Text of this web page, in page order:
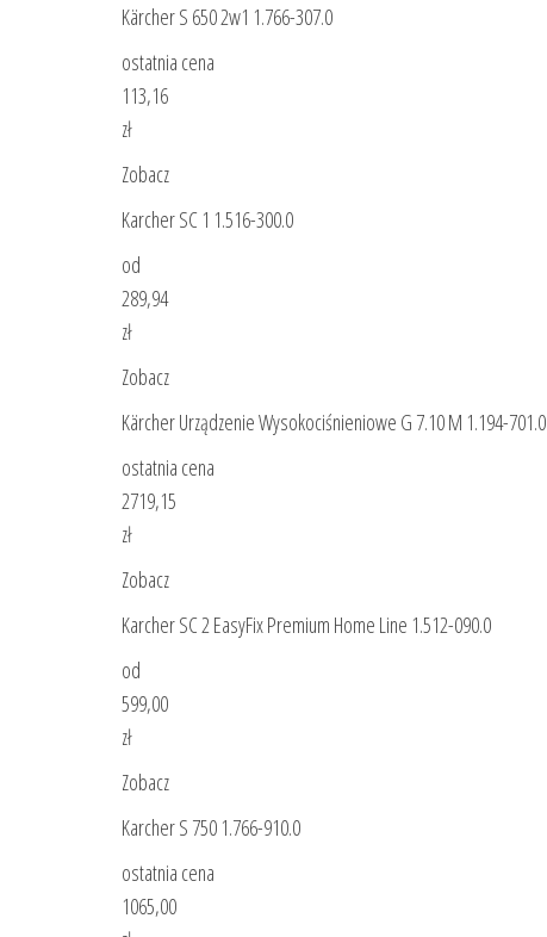
Kärcher S 650 2w1 1.766-307.0
ostatnia cena
113,16
zł
Zobacz
Karcher SC 1 1.516-300.0
od
289,94
zł
Zobacz
Kärcher Urządzenie Wysokociśnieniowe G 7.10 M 1.194-701.0
ostatnia cena
2719,15
zł
Zobacz
Karcher SC 2 EasyFix Premium Home Line 1.512-090.0
od
599,00
zł
Zobacz
Karcher S 750 1.766-910.0
ostatnia cena
1065,00